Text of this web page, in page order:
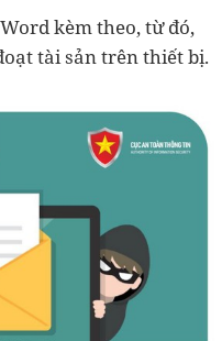
kèm theo, từ đó,
tài sản trên thiết bị.